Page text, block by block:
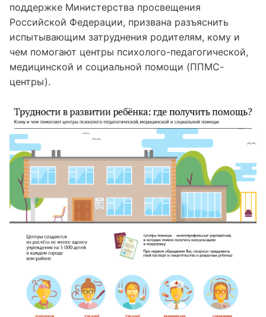
поддержке Министерства просвещения
Российской Федерации, призвана разъяснить
испытывающим затруднения родителям, кому и
чем помогают центры психолого-педагогической,
медицинской и социальной помощи (ППМС-
центры).